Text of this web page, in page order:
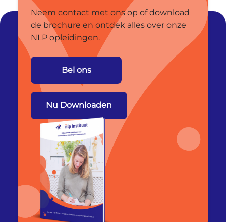
Neem contact met ons op of download
de brochure en ontdek alles over onze
NLP opleidingen.
Bel ons
Nu Downloaden